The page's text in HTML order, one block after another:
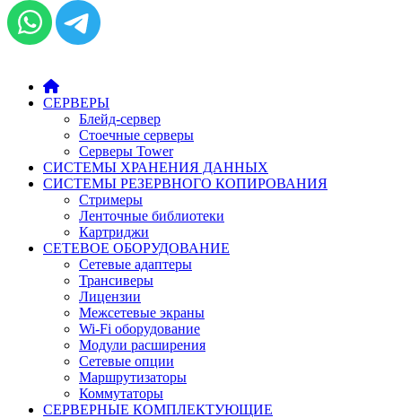
СЕРВЕРЫ
Блейд-сервер
Стоечные серверы
Серверы Tower
СИСТЕМЫ ХРАНЕНИЯ ДАННЫХ
СИСТЕМЫ РЕЗЕРВНОГО КОПИРОВАНИЯ
Стримеры
Ленточные библиотеки
Картриджи
СЕТЕВОЕ ОБОРУДОВАНИЕ
Сетевые адаптеры
Трансиверы
Лицензии
Межсетевые экраны
Wi-Fi оборудование
Модули расширения
Сетевые опции
Маршрутизаторы
Коммутаторы
СЕРВЕРНЫЕ КОМПЛЕКТУЮЩИЕ